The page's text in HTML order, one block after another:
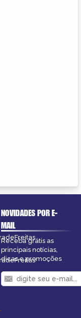
NOVIDADES POR E-
MAIL
Receba grátis as
principais notícias,
dicas e promoções